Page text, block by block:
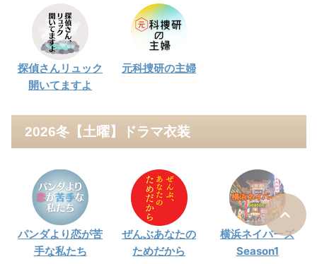
探偵さんリュック
開いてますよ
元科捜研の主婦
2026冬【土曜】ドラマ衣装
パンダより恋が苦
手な私たち
ぜんぶあなたの
ためだから
横浜ネイバーズ
Season1